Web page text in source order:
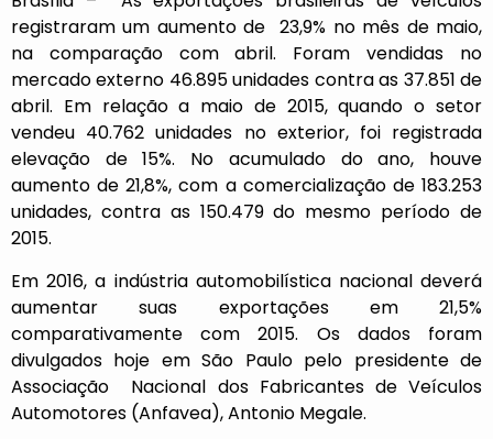
registraram um aumento de 23,9% no mês de maio,
na comparação com abril. Foram vendidas no
mercado externo 46.895 unidades contra as 37.851 de
abril. Em relação a maio de 2015, quando o setor
vendeu 40.762 unidades no exterior, foi registrada
elevação de 15%. No acumulado do ano, houve
aumento de 21,8%, com a comercialização de 183.253
unidades, contra as 150.479 do mesmo período de
2015.
Em 2016, a indústria automobilística nacional deverá
aumentar suas exportações em 21,5%
comparativamente com 2015. Os dados foram
divulgados hoje em São Paulo pelo presidente de
Associação Nacional dos Fabricantes de Veículos
Automotores (Anfavea), Antonio Megale.